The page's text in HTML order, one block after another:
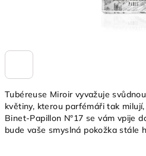
Tubéreuse Miroir vyvažuje
květiny, kterou parfémáři tak
Binet-Papillon N°17 se vám vpije
bude vaše smyslná pokožka stále